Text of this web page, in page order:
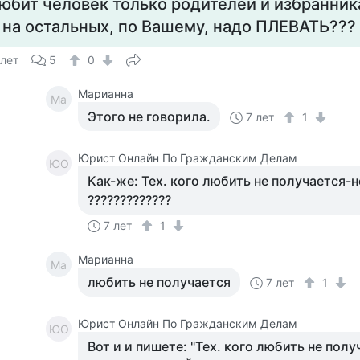
человек только родителей и
остальных, по Вашему, надо ПЛЕВАТЬ???
5 0
Ма Марианна
Этого не говорила. 7 лет 1
ЮО Юрист Онлайн По Гражданским Делам
Как-же: Тех. кого любить не получается-
?????????????
7 лет 1
Ма Марианна
любить не получается 7 лет 1
ЮО Юрист Онлайн По Гражданским Делам
Вот и и пишете: "Тех. кого любить не